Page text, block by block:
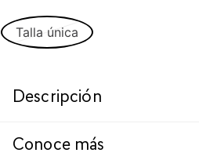
Talla única
Descripción
Conoce más